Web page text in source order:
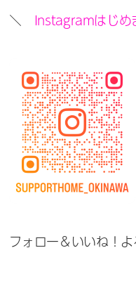
＼ Instagramはじめ
フォロー＆いいね！